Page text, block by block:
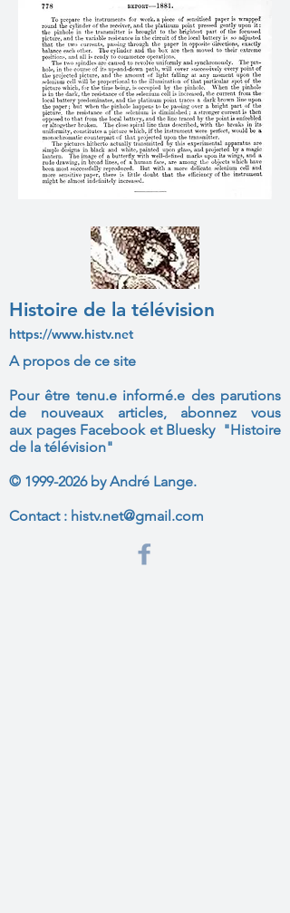
Histoire de la télévision
https://www.histv.net
A propos de ce site
Pour être tenu.e informé.e des parutions
de nouveaux articles, abonnez vous
aux pages Facebook et Bluesky "Histoire
de la télévision"
© 1999-2026by André Lange.
Contact : histv.net@gmail.com